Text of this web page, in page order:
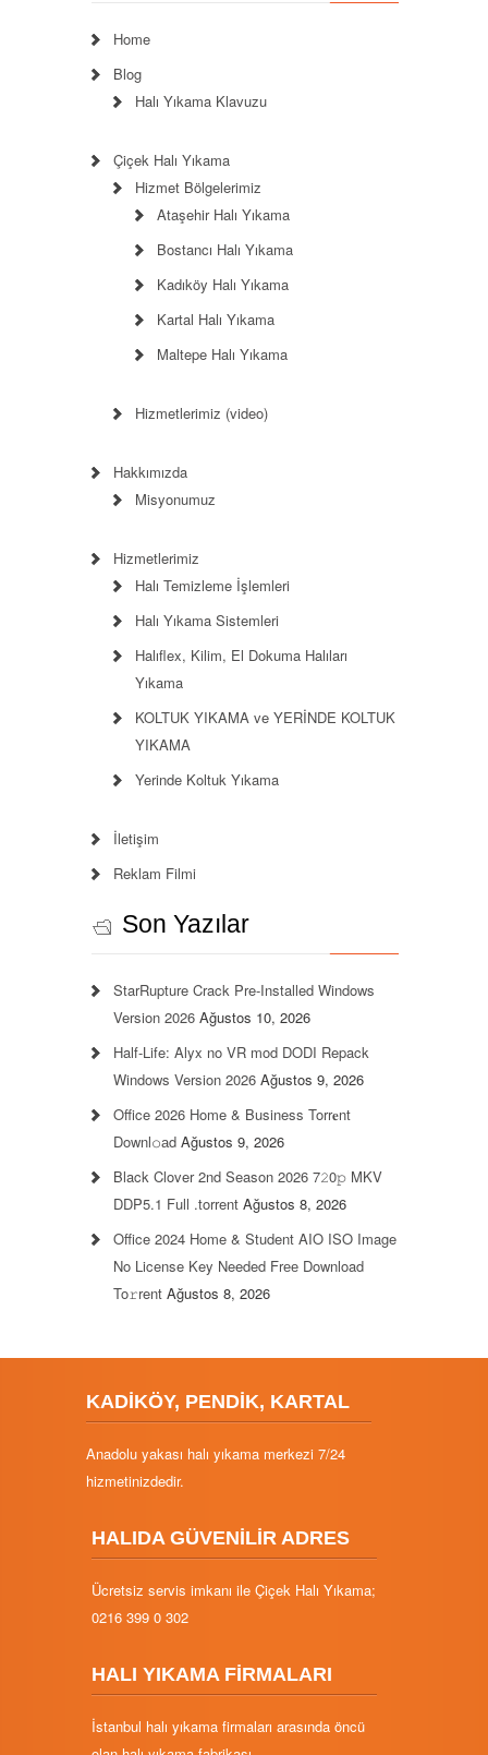
Home
Blog
Halı Yıkama Klavuzu
Çiçek Halı Yıkama
Hizmet Bölgelerimiz
Ataşehir Halı Yıkama
Bostancı Halı Yıkama
Kadıköy Halı Yıkama
Kartal Halı Yıkama
Maltepe Halı Yıkama
Hizmetlerimiz (video)
Hakkımızda
Misyonumuz
Hizmetlerimiz
Halı Temizleme İşlemleri
Halı Yıkama Sistemleri
Halıflex, Kilim, El Dokuma Halıları
Yıkama
KOLTUK YIKAMA ve YERİNDE KOLTUK
YIKAMA
Yerinde Koltuk Yıkama
İletişim
Reklam Filmi
Son Yazılar
StarRupture Crack Pre-Installed Windows
Version 2026 Ağustos 10, 2026
Half-Life: Alyx no VR mod DODI Repack
Windows Version 2026 Ağustos 9, 2026
Office 2026 Home & Business Torr𝐞nt
Downl𝚘аd Ağustos 9, 2026
Black Clover 2nd Season 2026 7𝟸0𝚙 MKV
DDP5.1 Full .torrent Ağustos 8, 2026
Office 2024 Home & Student AIO ISO Image
No License Key Needed Frее Download
To𝚛rent Ağustos 8, 2026
KADİKÖY, PENDİK, KARTAL
Anadolu yakası halı yıkama merkezi 7/24
hizmetinizdedir.
HALIDA GÜVENİLİR ADRES
Ücretsiz servis imkanı ile Çiçek Halı Yıkama;
0216 399 0 302
HALI YIKAMA FİRMALARI
İstanbul halı yıkama firmaları arasında öncü